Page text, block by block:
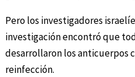
Pero los investigadores
investigación encontró que
desarrollaron los anticuerpos
reinfección.